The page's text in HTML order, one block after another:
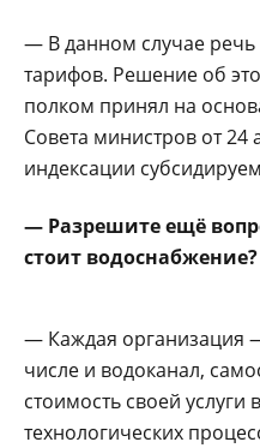
— В данном случае речь
тарифов. Решение об
полком принял на
Совета министров от 24
индексации
— Разрешите ещё
стоит водоснабжение?
— Каждая организа­ция
числе и водоканал,
стоимость сво­ей услуги
технологических